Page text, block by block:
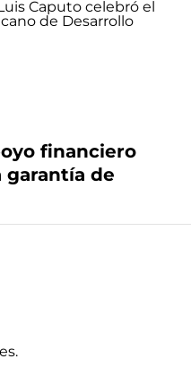
financiero
garantía de